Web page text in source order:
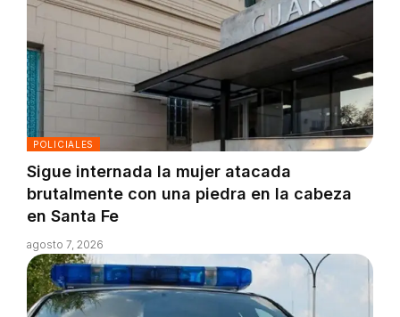
POLICIALES
Sigue internada la mujer atacada
brutalmente con una piedra en la cabeza
en Santa Fe
agosto 7, 2026